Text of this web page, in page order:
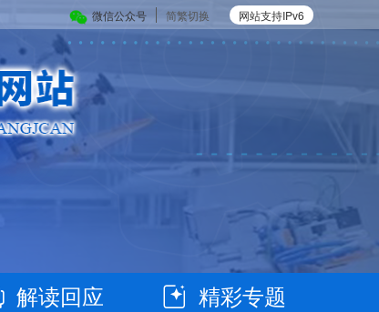
网站支持IPv6
微信公众号 简繁切换
解读回应 精彩专题